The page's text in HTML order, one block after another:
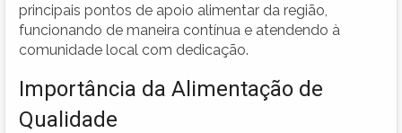
principais pontos de apoio alimentar da região,
funcionando de maneira contínua e atendendo à
comunidade local com dedicação.
Importância da Alimentação de
Qualidade